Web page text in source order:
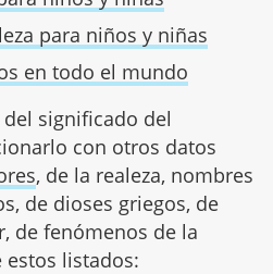
para niños y niñas
en todo el mundo
significado del
con otros datos
, de la realeza, nombres
de dioses griegos, de
de fenómenos de la
estos listados: